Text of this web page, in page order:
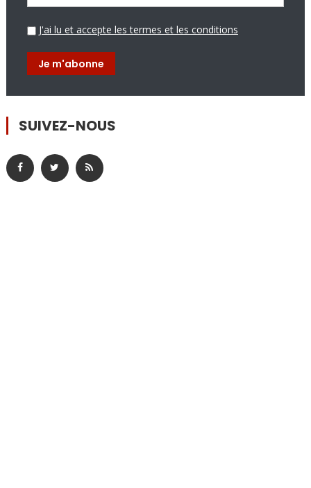
J'ai lu et accepte les termes et les conditions
SUIVEZ-NOUS